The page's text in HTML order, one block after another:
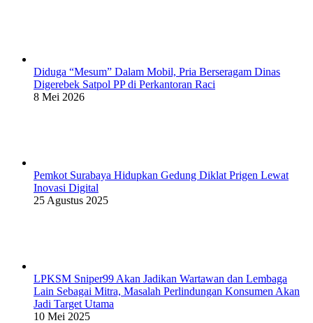
Diduga “Mesum” Dalam Mobil, Pria Berseragam Dinas
Digerebek Satpol PP di Perkantoran Raci
8 Mei 2026
Pemkot Surabaya Hidupkan Gedung Diklat Prigen Lewat
Inovasi Digital
25 Agustus 2025
LPKSM Sniper99 Akan Jadikan Wartawan dan Lembaga
Lain Sebagai Mitra, Masalah Perlindungan Konsumen Akan
Jadi Target Utama
10 Mei 2025